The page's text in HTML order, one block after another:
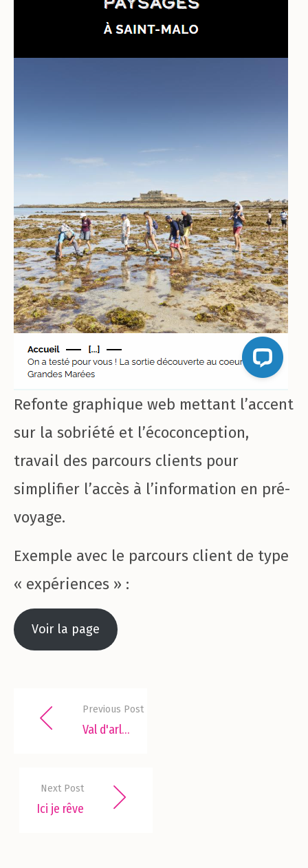
Refonte graphique web mettant l’accent
sur la sobriété et l’écoconception,
travail des parcours clients pour
simplifier l’accès à l’information en pré-
voyage.
Exemple avec le parcours client de type
« expériences » :
Voir la page
Previous Post
Val d'arly - UX/UI
Next Post
Ici je rêve